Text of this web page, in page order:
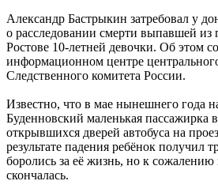
Александр Бастрыкин затребовал у
о расследовании смерти выпавшей из
Ростове 10-летней девочки. Об этом
информационном центре
Следственного комитета России.
Известно, что в мае нынешнего года
Буденновский маленькая пассажирка
открывшихся дверей автобуса на
результате падения ребёнок получил
боролись за её жизнь, но к
скончалась.